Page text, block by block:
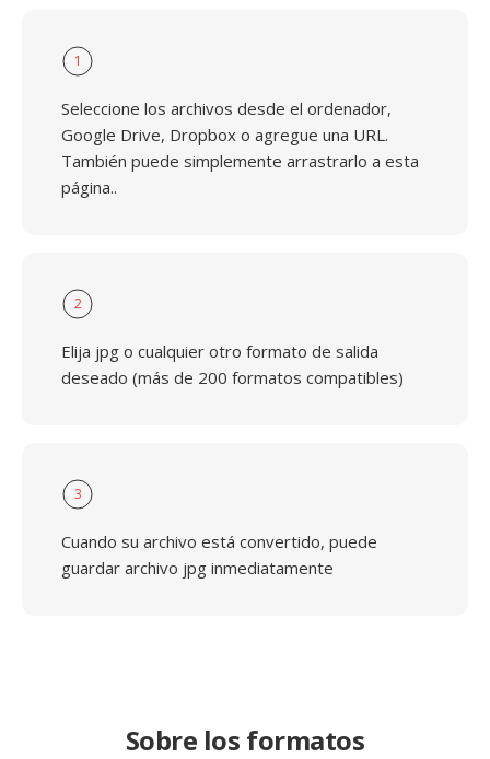
1
Seleccione los archivos desde el ordenador,
Google Drive, Dropbox o agregue una URL.
También puede simplemente arrastrarlo a esta
página..
2
Elija jpg o cualquier otro formato de salida
deseado (más de 200 formatos compatibles)
3
Cuando su archivo está convertido, puede
guardar archivo jpg inmediatamente
Sobre los formatos